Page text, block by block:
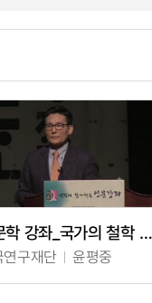
인문학 강좌_국가의 철학 - 한반도 현대사의 철학적 성찰
연구재단 윤평중